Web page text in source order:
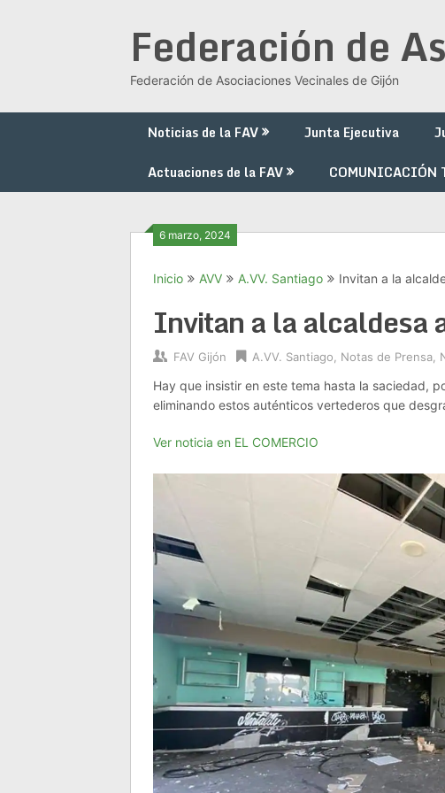
Federación de
Federación de Asociaciones Vecinales de Gijón
Noticias de la FAV Junta Ejecutiva
Actuaciones de la FAV
COMUNICACIÓN
6 marzo, 2024
Inicio AVV A.VV. Santiago Invitan a la
Invitan a la alcaldesa
FAV Gijón A.VV. Santiago Notas de Prensa
Hay que insistir en este tema hasta la saciedad,
eliminando estos auténticos vertederos que
Ver noticia en EL COMERCIO